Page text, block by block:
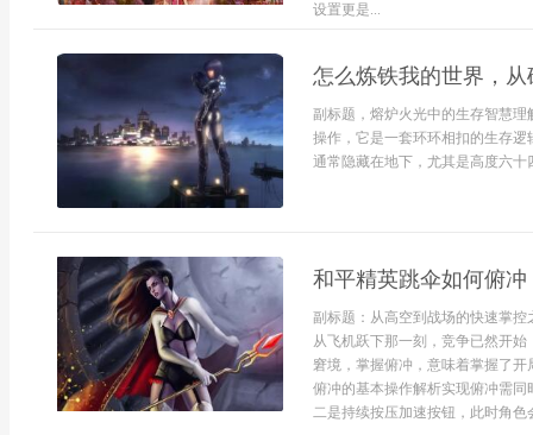
设置更是...
怎么炼铁我的世界，
副标题，熔炉火光中的生存智慧
操作，它是一套环环相扣的生存
通常隐藏在地下，尤其是高度六十
和平精英跳伞如何俯
副标题：从高空到战场的快速掌
从飞机跃下那一刻，竞争已然开
窘境，掌握俯冲，意味着掌握了
俯冲的基本操作解析实现俯冲需
二是持续按压加速按钮，此时角